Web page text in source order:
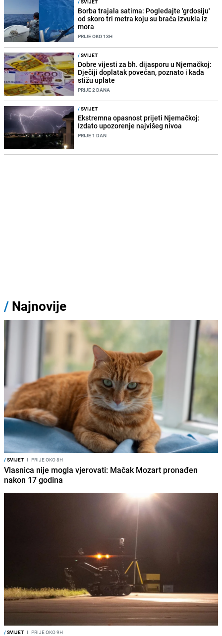
Borba trajala satima: Pogledajte 'grdosiju'
od skoro tri metra koju su braća izvukla iz
mora
PRIJE OKO 13H
/SVIJET
Dobre vijesti za bh. dijasporu u Njemačkoj:
Dječiji doplatak povećan, poznato i kada
stižu uplate
PRIJE 2 DANA
/SVIJET
Ekstremna opasnost prijeti Njemačkoj:
Izdato upozorenje najvišeg nivoa
PRIJE 1 DAN
/ Najnovije
/SVIJET I PRIJE OKO 8H
Vlasnica nije mogla vjerovati: Mačak Mozart pronađen
nakon 17 godina
/SVIJET I PRIJE OKO 9H